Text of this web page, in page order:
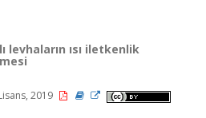
levhaların ısı iletkenlik
2019